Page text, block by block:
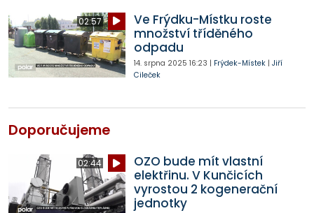
02:57
Ve Frýdku-Místku roste
množství tříděného
odpadu
14. srpna 2025 16:23 | Frýdek-Místek| Jiří
Cileček
Doporučujeme
02:44
OZO bude mít vlastní
elektřinu. V Kunčicích
vyrostou 2 kogenerační
jednotky